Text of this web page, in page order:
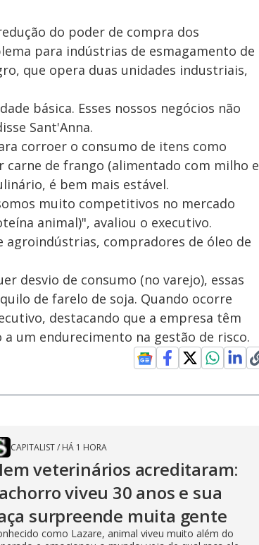
do poder de compra dos
para indústrias de esmagamento de
que opera duas unidades industriais,
básica. Esses nossos negócios não
Sant'Anna.
corroer o consumo de itens como
carne de frango (alimentado com milho e
é bem mais estável.
muito competitivos no mercado
animal)", avaliou o executivo.
agroindústrias, compradores de óleo de
desvio de consumo (no varejo), essas
de farelo de soja. Quando ocorre
destacando que a empresa têm
um endurecimento na gestão de risco.
CAPITALIST/ HÁ 1 HORA
veterinários acreditaram:
viveu 30 anos e sua
surpreende muita gente
como Lazare, animal viveu muito além do